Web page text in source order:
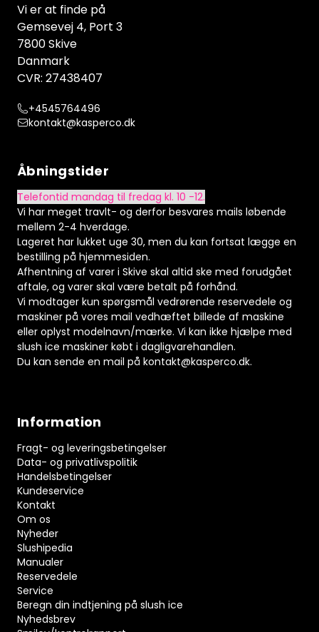
Vi er at finde på
Gemsevej 4, Port 3
7800 Skive
Danmark
CVR: 27438407
+4545764496
kontakt@kasperco.dk
Åbningstider
Telefontid mandag til fredag kl. 10 -12.
Vi har meget travlt- og derfor besvares mails løbende
mellem 2-4 hverdage.
Lageret har lukket uge 30, men du kan fortsat lægge en
bestilling på hjemmesiden.
Afhentning af varer i Skive skal altid ske med forudgået
aftale, og varer skal være betalt på forhånd.
Vi modtager kun spørgsmål vedrørende reservedele og
maskiner på vores mail vedhæftet billede af maskine
eller oplyst modelnavn/mærke. Vi kan ikke hjælpe med
slush ice maskiner købt i dagligvarehandlen.
Du kan sende en mail på kontakt@kasperco.dk.
Information
Fragt- og leveringsbetingelser
Data- og privatlivspolitik
Handelsbetingelser
Kundeservice
Kontakt
Om os
Nyheder
Slushipedia
Manualer
Reservedele
Service
Beregn din indtjening på slush ice
Nyhedsbrev